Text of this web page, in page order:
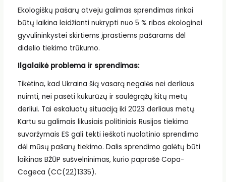
Ekologiškų pašarų atveju galimas sprendimas rinkai
būtų laikina leidžianti nukrypti nuo 5 % ribos ekologinei
gyvulininkystei skirtiems įprastiems pašarams dėl
didelio tiekimo trūkumo.
Ilgalaikė problema ir sprendimas:
Tikėtina, kad Ukraina šią vasarą negalės nei derliaus
nuimti, nei pasėti kukurūzų ir saulėgrąžų kitų metų
derliui. Tai eskaluotų situaciją iki 2023 derliaus metų.
Kartu su galimais likusiais politiniais Rusijos tiekimo
suvaržymais ES gali tekti ieškoti nuolatinio sprendimo
dėl mūsų pašarų tiekimo. Dalis sprendimo galėtų būti
laikinas BŽŪP sušvelninimas, kurio paprašė Copa-
Cogeca (CC(22)1335).